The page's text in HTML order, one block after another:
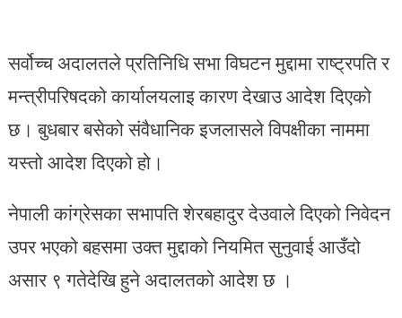
सर्वोच्च अदालतले प्रतिनिधि सभा विघटन मुद्दामा राष्ट्रपति र
मन्त्रीपरिषदको कार्यालयलाइ कारण देखाउ आदेश दिएको
छ। बुधबार बसेको संवैधानिक इजलासले विपक्षीका नाममा
यस्तो आदेश दिएको हो।
नेपाली कांग्रेसका सभापति शेरबहादुर देउवाले दिएको निवेदन
उपर भएको बहसमा उक्त मुद्दाको नियमित सुनुवाई आउँदो
असार ९ गतेदेखि हुने अदालतको आदेश छ ।